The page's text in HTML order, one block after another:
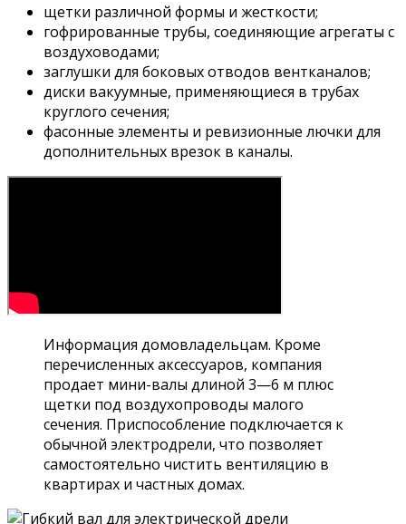
щетки различной формы и жесткости;
гофрированные трубы, соединяющие агрегаты с
воздуховодами;
заглушки для боковых отводов вентканалов;
диски вакуумные, применяющиеся в трубах
круглого сечения;
фасонные элементы и ревизионные лючки для
дополнительных врезок в каналы.
Информация домовладельцам. Кроме
перечисленных аксессуаров, компания
продает мини-валы длиной 3—6 м плюс
щетки под воздухопроводы малого
сечения. Приспособление подключается к
обычной электродрели, что позволяет
самостоятельно чистить вентиляцию в
квартирах и частных домах.